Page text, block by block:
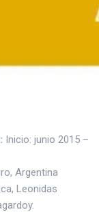
Inicio: junio 2015 –
Argentina
Leonidas